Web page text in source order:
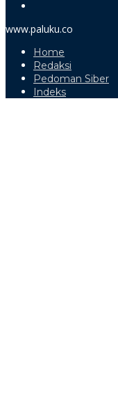
www.paluku.co
Home
Redaksi
Pedoman Siber
Indeks